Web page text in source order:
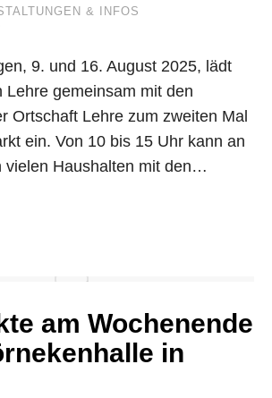
& INFOS
9. und 16. August 2025, lädt
Lehre gemeinsam mit den
Ortschaft Lehre zum zweiten Mal
ein. Von 10 bis 15 Uhr kann an
vielen Haushalten mit den…
am Wochenende
in